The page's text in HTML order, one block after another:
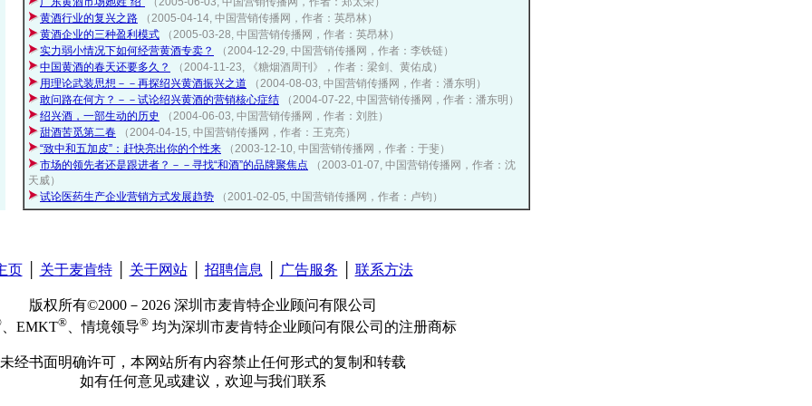
黄酒行业的复兴之路
（2005-04-14, 中国营销传播网，作者：英昂林）
黄酒企业的三种盈利模式
（2005-03-28, 中国营销传播网，作者：英昂林）
实力弱小情况下如何经营黄酒专卖？
（2004-12-29, 中国营销传播网，作者：李铁链）
中国黄酒的春天还要多久？
（2004-11-23, 《糖烟酒周刊》，作者：梁剑、黄佑成）
用理论武装思想－－再探绍兴黄酒振兴之道
（2004-08-03, 中国营销传播网，作者：潘东明）
敢问路在何方？－－试论绍兴黄酒的营销核心症结
（2004-07-22, 中国营销传播网，作者：潘东明）
绍兴酒，一部生动的历史
（2004-06-03, 中国营销传播网，作者：刘胜）
甜酒苦觅第二春
（2004-04-15, 中国营销传播网，作者：王克亮）
“致中和五加皮”：赶快亮出你的个性来
（2003-12-10, 中国营销传播网，作者：于斐）
市场的领先者还是跟进者？－－寻找“和酒”的品牌聚焦点
（2003-01-07, 中国营销传播网，作者：沈
天威）
试论医药生产企业营销方式发展趋势
（2001-02-05, 中国营销传播网，作者：卢钧）
页│ 关于麦肯特│ 关于网站│ 招聘信息 广告服务 联系方法
版权所有©2000－2026 深圳市麦肯特企业顾问有限公司
、EMKT® 、情境领导® 均为深圳市麦肯特企业顾问有限公司的注册商标
未经书面明确许可，本网站所有内容禁止任何形式的复制和转载
如有任何意见或建议，欢迎与我们联系